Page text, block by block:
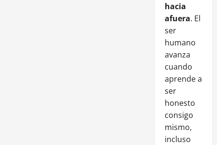
hacia
afuera. El
ser
humano
avanza
cuando
aprende a
ser
honesto
consigo
mismo,
incluso